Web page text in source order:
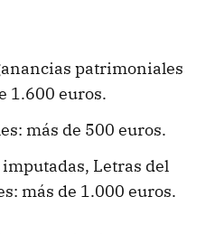
patrimoniales
1.600 euros.
más de 500 euros.
Letras del
más de 1.000 euros.